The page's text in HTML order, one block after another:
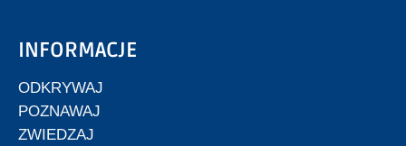
INFORMACJE
ODKRYWAJ
POZNAWAJ
ZWIEDZAJ